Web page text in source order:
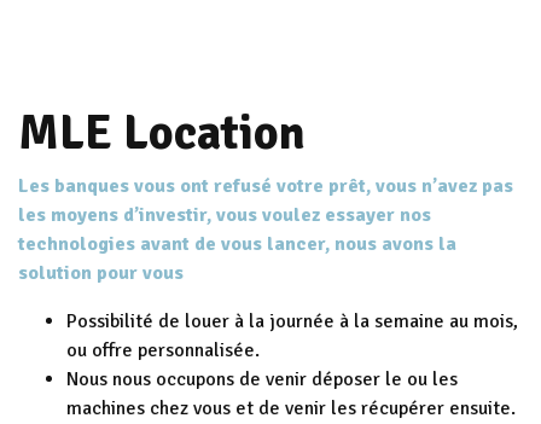
MLE Location
Les banques vous ont refusé votre prêt, vous n’avez pas
les moyens d’investir, vous voulez essayer nos
technologies avant de vous lancer, nous avons la
solution pour vous
Possibilité de louer à la journée à la semaine au mois,
ou offre personnalisée.
Nous nous occupons de venir déposer le ou les
machines chez vous et de venir les récupérer ensuite.